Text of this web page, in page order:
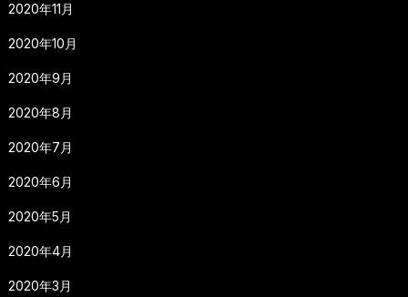
2020年11月
2020年10月
2020年9月
2020年8月
2020年7月
2020年6月
2020年5月
2020年4月
2020年3月